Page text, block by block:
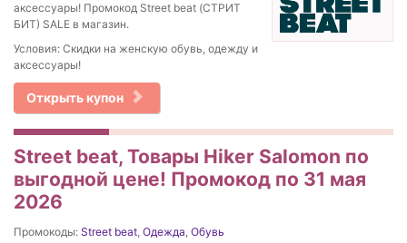
аксессуары! Промокод Street beat (СТРИТ
БИТ) SALE в магазин.
Условия: Скидки на женскую обувь, одежду и
аксессуары!
Открыть купон
Street beat, Товары Hiker Salomon по
выгодной цене! Промокод по 31 мая
2026
Промокоды: Street beat, Одежда, Обувь